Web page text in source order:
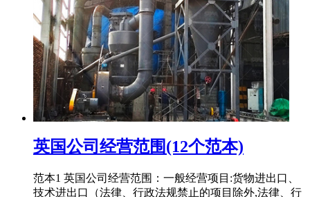
英国公司经营范围(12个范本)
范本1 英国公司经营范围：一般经营项目:货物进出口、
技术进出口（法律、行政法规禁止的项目除外,法律、行